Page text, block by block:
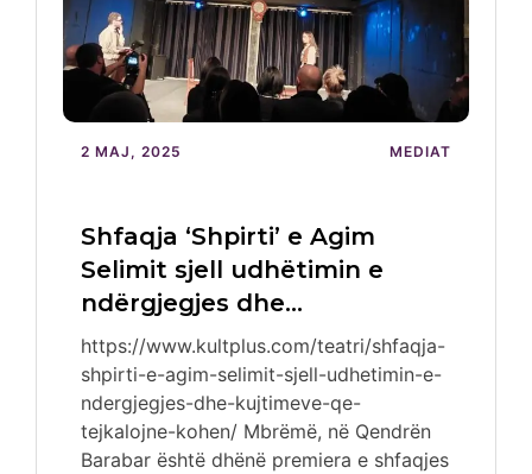
2 MAJ, 2025 MEDIAT
Shfaqja ‘Shpirti’ e Agim
Selimit sjell udhëtimin e
ndërgjegjes dhe…
https://www.kultplus.com/teatri/shfaqja-
shpirti-e-agim-selimit-sjell-udhetimin-e-
ndergjegjes-dhe-kujtimeve-qe-
tejkalojne-kohen/ Mbrëmë, në Qendrën
Barabar është dhënë premiera e shfaqjes